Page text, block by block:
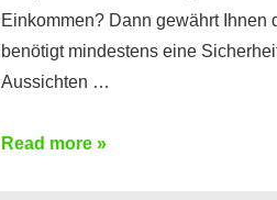
Einkommen? Dann gewährt
benötigt mindestens eine
Aussichten …
Mit
Read more »